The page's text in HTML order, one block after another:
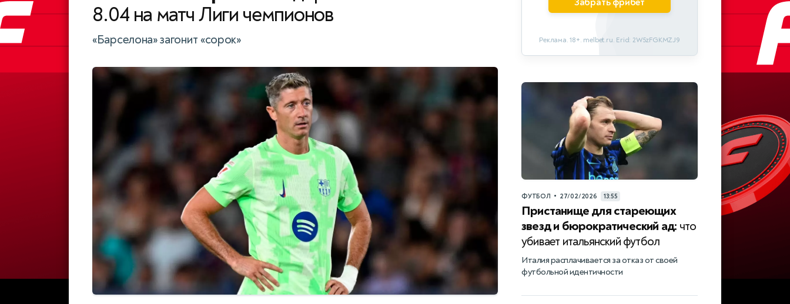
8.04 на матч Лиги чемпионов
«Барселона» загонит «сорок»
Забрать фрибет
Реклама. 18+. melbet.ru. Erid: 2W5zFGKMZJ9
ФУТБОЛ • 27/02/2026 13:55
Пристанище для стареющих
звезд и бюрократический ад: что
убивает итальянский футбол
Италия расплачивается за отказ от своей
футбольной идентичности